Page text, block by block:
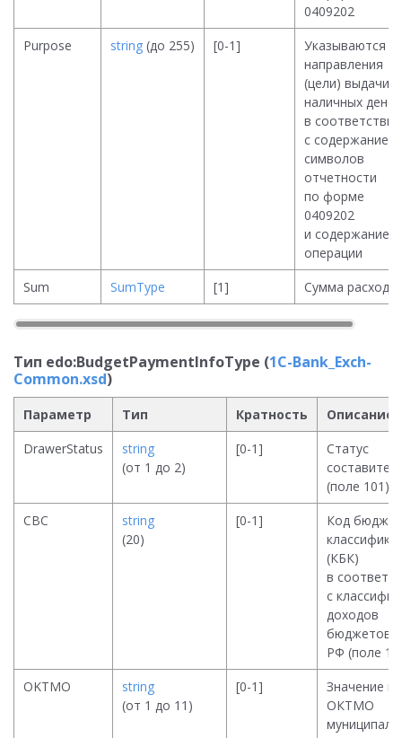
0409202
Purpose
string (до 255) [0-1]
Указываются
направления
(цели) выдачи
наличных денег
в соответствии
с содержанием
символов
отчетности
по форме
0409202
и содержанием
операции
Sum
SumType [1] Сумма
Тип edo:BudgetPaymentInfoType (1C-Bank_Exch-
Common.xsd)
Параметр Тип Кратность
Описание
DrawerStatus
string
(от 1 до 2)
[0-1]
Статус
(поле 101).
CBC
string
(20)
[0-1]
Код
(КБК)
в
с
доходов
бюджетов
РФ (поле
OKTMO
string
(от 1 до 11)
[0-1]
Значение
ОКТМО